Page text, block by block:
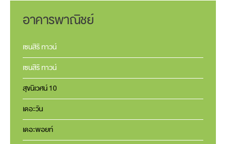
อาคารพาณิชย์
เซนสิริ ทาวน์
เซนสิริ ทาวน์
สุขนิเวศน์ 10
เดอะวัน
เดอะพอยท์